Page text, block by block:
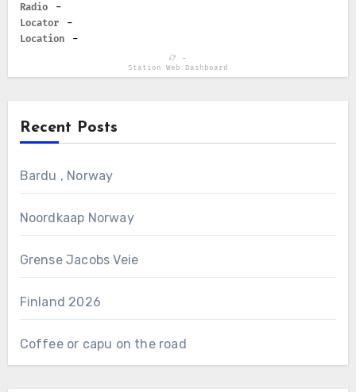
Radio
-
Locator
-
Location
-
-
Station Web Dashboard
Recent Posts
Bardu , Norway
Noordkaap Norway
Grense Jacobs Veie
Finland 2026
Coffee or capu on the road